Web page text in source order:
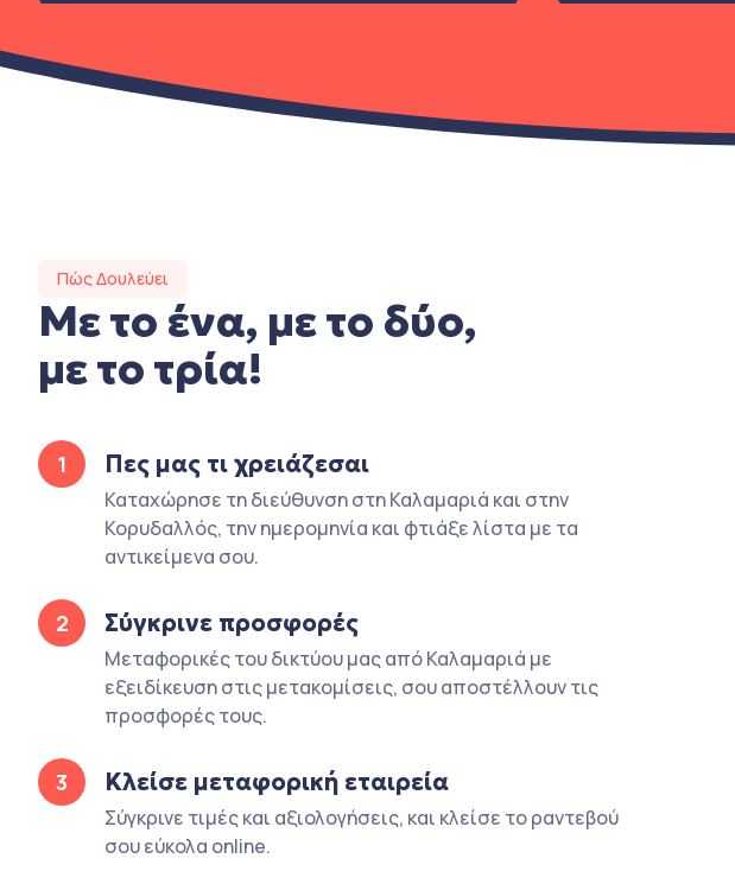
Πώς Δουλεύει
Με το ένα, με το δύο,
με το τρία!
1 Πες μας τι χρειάζεσαι
Καταχώρησε τη διεύθυνση στη Καλαμαριά και στην
Κορυδαλλός, την ημερομηνία και φτιάξε λίστα με τα
αντικείμενα σου.
2 Σύγκρινε προσφορές
Μεταφορικές του δικτύου μας από Καλαμαριά με
εξειδίκευση στις μετακομίσεις, σου αποστέλλουν τις
προσφορές τους.
3 Κλείσε μεταφορική εταιρεία
Σύγκρινε τιμές και αξιολογήσεις, και κλείσε το ραντεβού
σου εύκολα online.